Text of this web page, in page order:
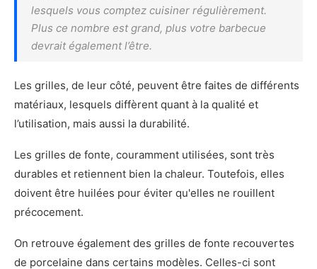
lesquels vous comptez cuisiner régulièrement.
Plus ce nombre est grand, plus votre barbecue
devrait également l’être.
Les grilles, de leur côté, peuvent être faites de différents
matériaux, lesquels diffèrent quant à la qualité et
l’utilisation, mais aussi la durabilité.
Les grilles de fonte, couramment utilisées, sont très
durables et retiennent bien la chaleur. Toutefois, elles
doivent être huilées pour éviter qu'elles ne rouillent
précocement.
On retrouve également des grilles de fonte recouvertes
de porcelaine dans certains modèles. Celles-ci sont